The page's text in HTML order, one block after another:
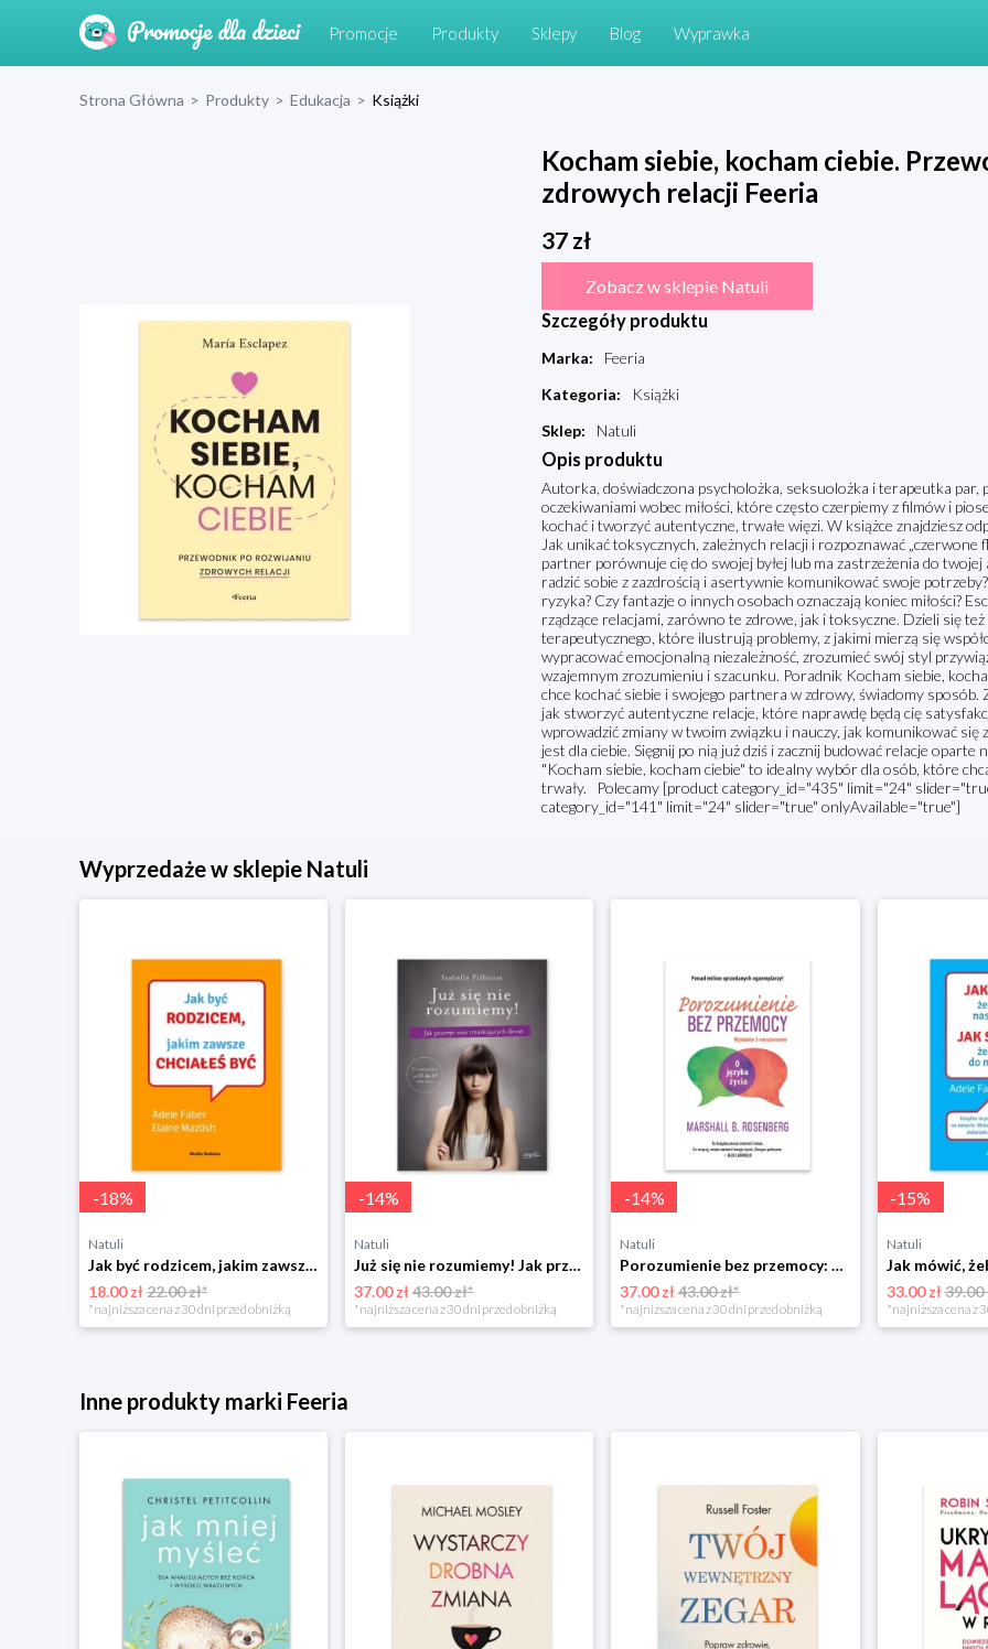
Promocje Produkty Sklepy Blog Wyprawka
Strona Główna > Produkty > Edukacja > Książki
Kocham siebie, kocham ciebie.
zdrowych relacji Feeria
37zł
Zobacz w sklepie Natuli
Szczegóły produktu
Marka:
Feeria
Kategoria:
Książki
Sklep: Natuli
Opis produktu
Autorka, doświadczona psycholożka, seksuolożka i terapeutka par,
oczekiwaniami wobec miłości, które często czerpiemy z filmów i
kochać i tworzyć autentyczne, trwałe więzi. W książce znajdziesz
Jak unikać toksycznych, zależnych relacji i rozpoznawać „czerwone
partner porównuje cię do swojej byłej lub ma zastrzeżenia do twojej
radzić sobie z zazdrością i asertywnie komunikować swoje
ryzyka? Czy fantazje o innych osobach oznaczają koniec miłości?
rządzące relacjami, zarówno te zdrowe, jak i toksyczne. Dzieli się też
terapeutycznego, które ilustrują problemy, z jakimi mierzą się
wypracować emocjonalną niezależność, zrozumieć swój styl
wzajemnym zrozumieniu i szacunku. Poradnik Kocham siebie,
chce kochać siebie i swojego partnera w zdrowy, świadomy sposób.
jak stworzyć autentyczne relacje, które naprawdę będą cię
wprowadzić zmiany w twoim związku i nauczy, jak komunikować się
jest dla ciebie. Sięgnij po nią już dziś i zacznij budować relacje oparte
"Kocham siebie, kocham ciebie" to idealny wybór dla osób, które
trwały. Polecamy [product category_id="435" limit="24"
category_id="141" limit="24" slider="true" onlyAvailable="true"]
Wyprzedaże w sklepie Natuli
-18%
Natuli
Jak być rodzicem, jakim zawsze chciałeś być Media rodzina
18.00 zł22.00 zł*
*najniższa cena z 30 dni przed obniżką
-14%
Natuli
Już się nie rozumiemy! Jak przeżyć czas trzaskających drzwi Esprit
37.00 zł43.00 zł*
*najniższa cena z 30 dni przed obniżką
-14%
Natuli
Porozumienie bez przemocy: o języku życia Czarna owca
37.00 zł43.00 zł*
*najniższa cena z 30 dni przed obniżką
-15%
Natuli
33.00 zł39.00
*najniższa cena z
Inne produkty marki Feeria